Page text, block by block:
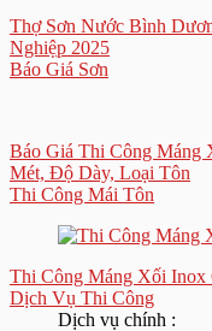
Thợ Sơn Nước Bình
Nghiệp 2025
Báo Giá Sơn
Báo Giá Thi Công Máng
Mét, Độ Dày, Loại Tôn
Thi Công Mái Tôn
Thi Công Máng Xối Inox
Dịch Vụ Thi Công
Dịch vụ chính :